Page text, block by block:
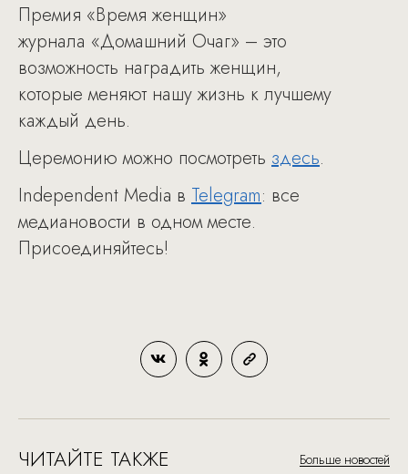
Премия «Время женщин»
журнала «Домашний Очаг» – это
возможность наградить женщин,
которые меняют нашу жизнь к лучшему
каждый день.
Церемонию можно посмотреть здесь.
Independent Media в Telegram: все
медиановости в одном месте.
Присоединяйтесь!
ЧИТАЙТЕ ТАКЖЕ Больше новостей